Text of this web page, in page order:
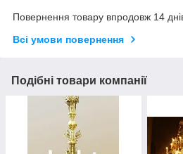
Повернення товару впродовж 14
Всі умови повернення
Подібні товари компанії